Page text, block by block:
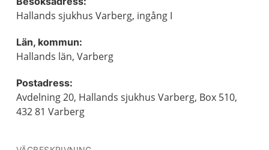
Hallands sjukhus Varberg, ingång I
Län, kommun:
Hallands län, Varberg
Postadress:
Avdelning 20, Hallands sjukhus Varberg, Box 510,
432 81 Varberg